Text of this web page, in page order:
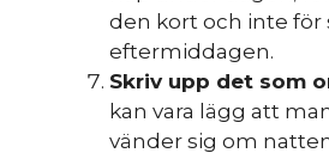
den kort och inte för
eftermiddagen.
Skriv upp det som
kan vara lägg att
vänder sig om